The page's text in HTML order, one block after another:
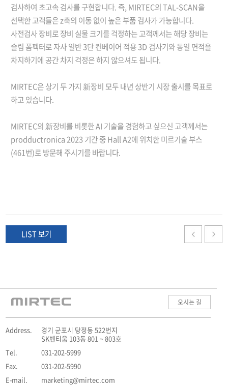
검사하여 초고속 검사를 구현합니다. 즉, MIRTEC의 TAL-SCAN을
선택한 고객들은 z축의 이동 없이 높은 부품 검사가 가능합니다.
사전검사 장비로 장비 실물 크기를 걱정하는 고객께서는 해당 장비는
슬림 폼펙터로 자사 일반 3단 컨베이어 적용 3D 검사기와 동일 면적을
차지하기에 공간 차지 걱정은 하지 않으셔도 됩니다.
MIRTEC은 상기 두 가지 新장비 모두 내년 상반기 시장 출시를 목표로
하고 있습니다.
MIRTEC의 新장비를 비롯한 AI 기술을 경험하고 싶으신 고객께서는
prodductronica 2023 기간 중 Hall A2에 위치한 미르기술 부스
(461번)로 방문해 주시기를 바랍니다.
LIST 보기
오시는 길
Address.
경기 군포시 당정동 522번지
SK벤티움 103동 801 ~ 803호
Tel.
031-202-5999
Fax.
031-202-5990
E-mail.
marketing@mirtec.com